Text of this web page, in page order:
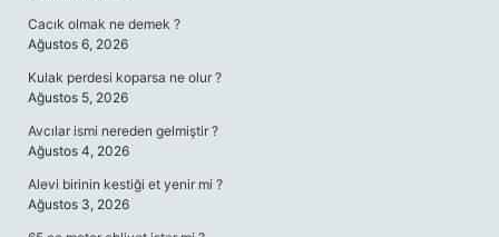
Cacık olmak ne demek ?
Ağustos 6, 2026
Kulak perdesi koparsa ne olur ?
Ağustos 5, 2026
Avcılar ismi nereden gelmiştir ?
Ağustos 4, 2026
Alevi birinin kestiği et yenir mi ?
Ağustos 3, 2026